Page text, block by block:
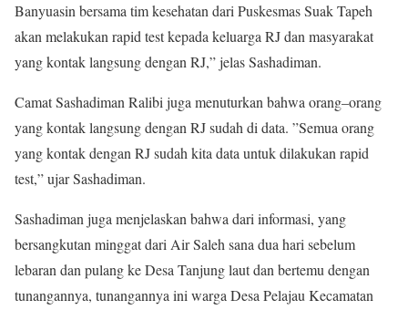
Banyuasin bersama tim kesehatan dari Puskesmas Suak Tapeh
akan melakukan rapid test kepada keluarga RJ dan masyarakat
yang kontak langsung dengan RJ,” jelas Sashadiman.
Camat Sashadiman Ralibi juga menuturkan bahwa orang–orang
yang kontak langsung dengan RJ sudah di data. ”Semua orang
yang kontak dengan RJ sudah kita data untuk dilakukan rapid
test,” ujar Sashadiman.
Sashadiman juga menjelaskan bahwa dari informasi, yang
bersangkutan minggat dari Air Saleh sana dua hari sebelum
lebaran dan pulang ke Desa Tanjung laut dan bertemu dengan
tunangannya, tunangannya ini warga Desa Pelajau Kecamatan